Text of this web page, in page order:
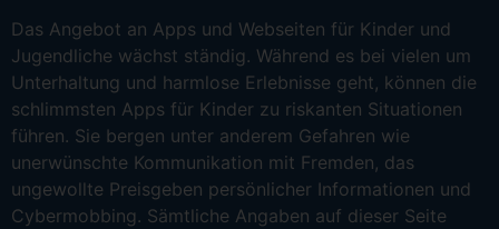
Das Angebot an Apps und Webseiten für Kinder und
Jugendliche wächst ständig. Während es bei vielen um
Unterhaltung und harmlose Erlebnisse geht, können die
schlimmsten Apps für Kinder zu riskanten Situationen
führen. Sie bergen unter anderem Gefahren wie
unerwünschte Kommunikation mit Fremden, das
ungewollte Preisgeben persönlicher Informationen und
Cybermobbing. Sämtliche Angaben auf dieser Seite